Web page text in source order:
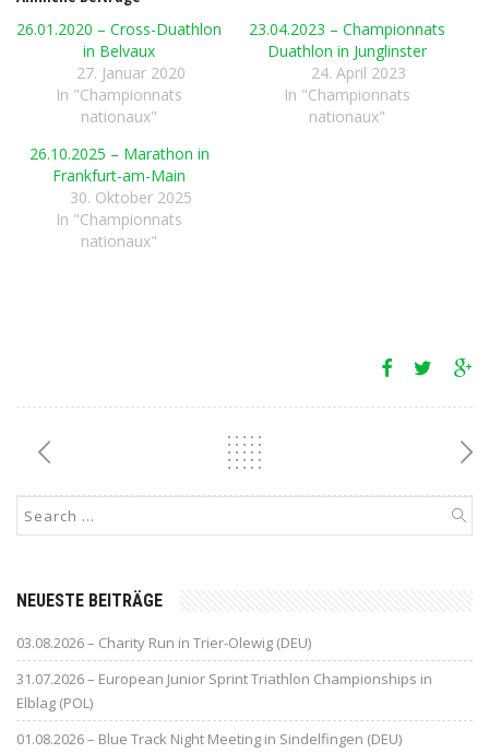
26.01.2020 – Cross-Duathlon
in Belvaux
27. Januar 2020
In "Championnats
nationaux"
23.04.2023 – Championnats
Duathlon in Junglinster
24. April 2023
In "Championnats
nationaux"
26.10.2025 – Marathon in
Frankfurt-am-Main
30. Oktober 2025
In "Championnats
nationaux"
NEUESTE BEITRÄGE
03.08.2026 – Charity Run in Trier-Olewig (DEU)
31.07.2026 – European Junior Sprint Triathlon Championships in
Elblag (POL)
01.08.2026 – Blue Track Night Meeting in Sindelfingen (DEU)